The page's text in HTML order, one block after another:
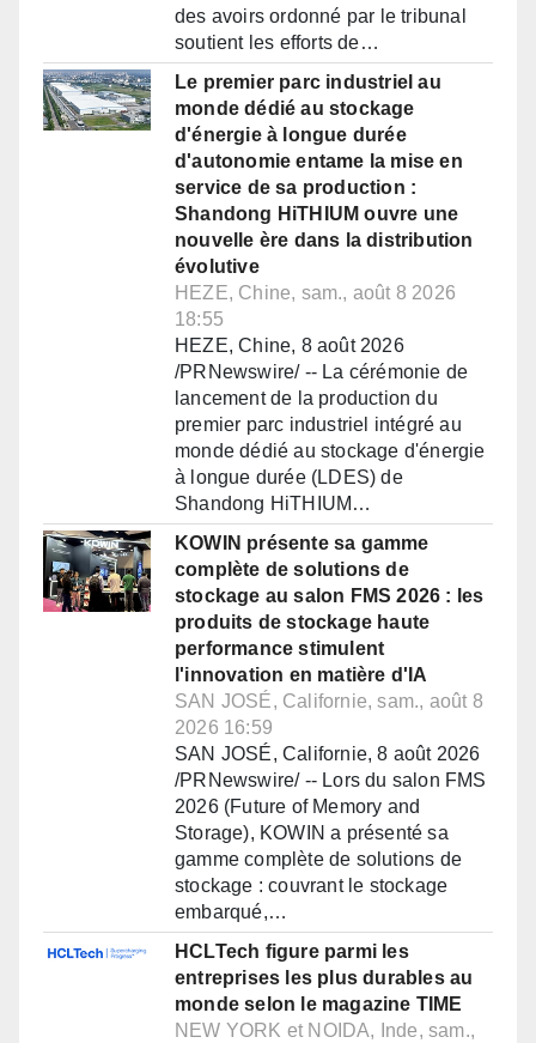
des avoirs ordonné par le tribunal
soutient les efforts de…
Le premier parc industriel au
monde dédié au stockage
d'énergie à longue durée
d'autonomie entame la mise en
service de sa production :
Shandong HiTHIUM ouvre une
nouvelle ère dans la distribution
évolutive
HEZE, Chine, sam., août 8 2026
18:55
HEZE, Chine, 8 août 2026
/PRNewswire/ -- La cérémonie de
lancement de la production du
premier parc industriel intégré au
monde dédié au stockage d'énergie
à longue durée (LDES) de
Shandong HiTHIUM…
KOWIN présente sa gamme
complète de solutions de
stockage au salon FMS 2026 : les
produits de stockage haute
performance stimulent
l'innovation en matière d'IA
SAN JOSÉ, Californie, sam., août 8
2026 16:59
SAN JOSÉ, Californie, 8 août 2026
/PRNewswire/ -- Lors du salon FMS
2026 (Future of Memory and
Storage), KOWIN a présenté sa
gamme complète de solutions de
stockage : couvrant le stockage
embarqué,…
HCLTech figure parmi les
entreprises les plus durables au
monde selon le magazine TIME
NEW YORK et NOIDA, Inde, sam.,